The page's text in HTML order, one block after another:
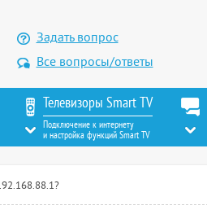
Телевизоры Smart TV
Подключение к интернету
и настройка функций Smart TV
Задать вопрос
Все вопросы/ответы